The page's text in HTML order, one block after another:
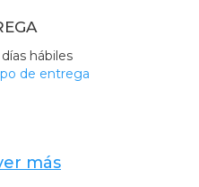
hábiles
de entrega
más